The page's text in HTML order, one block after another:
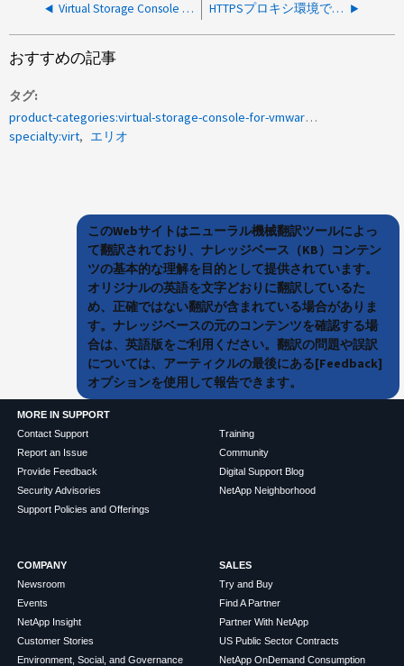
Virtual Storage Console ： vCenter によってユーザインターフェイス拡張がプルされません HTTPSプロキシ環境でVirtual Storage Console OVAの導入が失敗する
おすすめの記事
タグ
product-categories:virtual-storage-console-for-vmware-vsphere<a>1007965</a><a>VMware</a>
specialty:virt
エリオ
このWebサイトはニューラル機械翻訳ツールによっ
て翻訳されており、ナレッジベース（KB）コンテン
ツの基本的な理解を目的として提供されています。
オリジナルの英語を文字どおりに翻訳しているた
め、正確ではない翻訳が含まれている場合がありま
す。ナレッジベースの元のコンテンツを確認する場
合は、英語版をご利用ください。翻訳の問題や誤訳
については、アーティクルの最後にある[Feedback]
オプションを使用して報告できます。
MORE IN SUPPORT
Contact Support
Report an Issue
Provide Feedback
Security Advisories
Support Policies and Offerings
Training
Community
Digital Support Blog
NetApp Neighborhood
COMPANY
Newsroom
Events
NetApp Insight
Customer Stories
Environment, Social, and Governance
SALES
Try and Buy
Find A Partner
Partner With NetApp
US Public Sector Contracts
NetApp OnDemand Consumption